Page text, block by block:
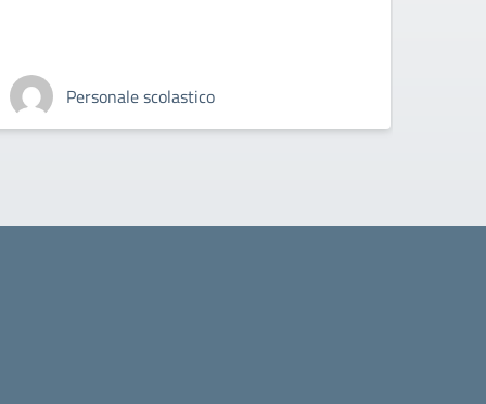
Personale scolastico